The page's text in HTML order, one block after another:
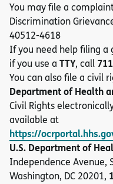
You may file a
Discrimination
40512-4618
If you need help filing a
if you use a TTY, call 711
You can also file a civil
Department of Health
Civil Rights
available at
https://
U.S. Department of
Independence Avenue,
Washington, DC 20201,